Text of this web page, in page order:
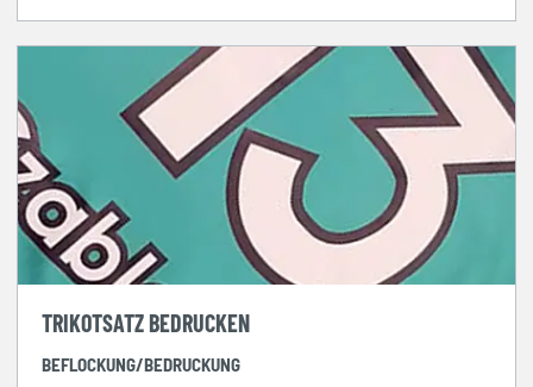
TRIKOTSATZ BEDRUCKEN
BEFLOCKUNG/BEDRUCKUNG